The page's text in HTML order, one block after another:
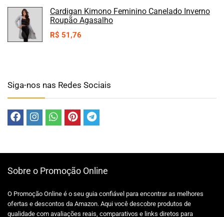
Cardigan Kimono Feminino Canelado Inverno
Roupão Agasalho
R$ 51,76
Siga-nos nas Redes Sociais
Sobre o Promoção Online
O Promoção Online é o seu guia confiável para encontrar as melhores
ofertas e descontos da Amazon. Aqui você descobre produtos de
qualidade com avaliações reais, comparativos e links diretos para